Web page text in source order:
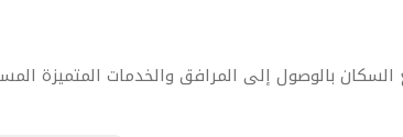
بالوصول إلى المرافق والخدمات المتميزة